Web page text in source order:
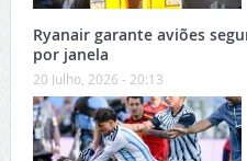
Ryanair garante aviões
por janela
20 Julho, 2026 - 20:13